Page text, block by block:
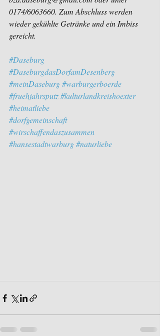
0174/6063660. Zum Abschluss werden
wieder gekühlte Getränke und ein Imbiss
gereicht.
#Daseburg
#DaseburgdasDorfamDesenberg
#meinDaseburg#warburgerboerde
#fruehjahrsputz#kulturlandkreishoexter
#heimatliebe
#dorfgemeinschaft
#wirschaffendaszusammen
#hansestadtwarburg#naturliebe